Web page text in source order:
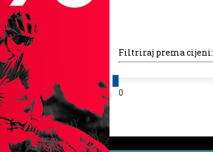
Filtriraj prema cijeni:
0